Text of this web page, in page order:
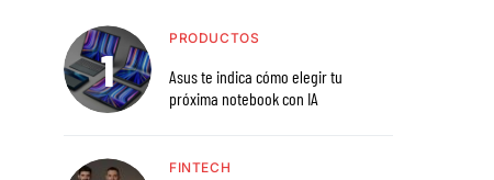
PRODUCTOS
Asus te indica cómo elegir tu
próxima notebook con IA
FINTECH